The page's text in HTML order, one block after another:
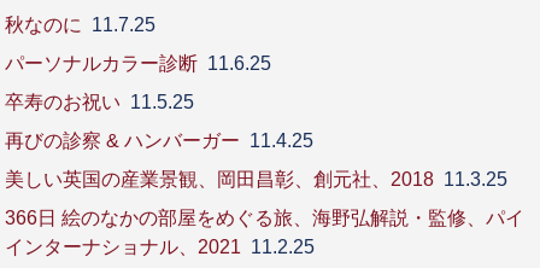
秋なのに
11.7.25
パーソナルカラー診断 11.6.25
卒寿のお祝い 11.5.25
再びの診察 & ハンバーガー 11.4.25
美しい英国の産業景観、岡田昌彰、創元社、2018 11.3.25
366日 絵のなかの部屋をめぐる旅、海野弘解説・監修、パイ
インターナショナル、2021 11.2.25